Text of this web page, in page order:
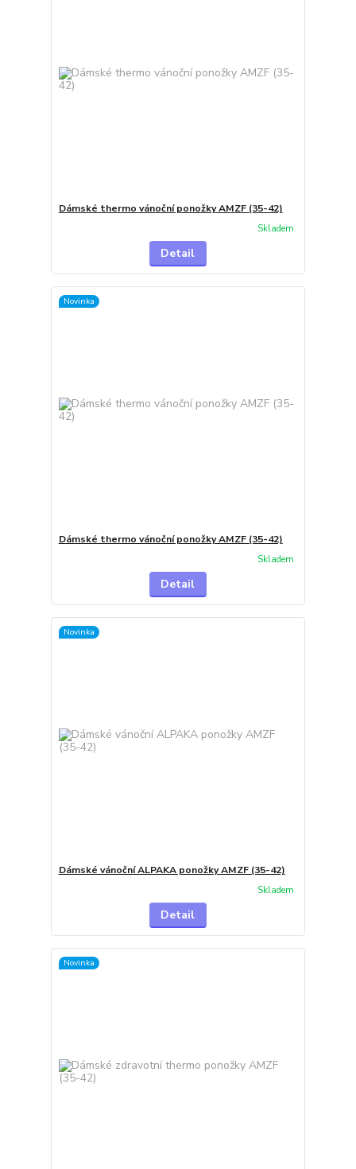
Dámské thermo vánoční ponožky AMZF (35-42)
Skladem
Detail
Novinka
Dámské thermo vánoční ponožky AMZF (35-42)
Skladem
Detail
Novinka
Dámské vánoční ALPAKA ponožky AMZF (35-42)
Skladem
Detail
Novinka